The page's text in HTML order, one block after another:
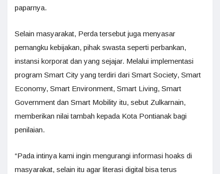
paparnya.
Selain masyarakat, Perda tersebut juga menyasar
pemangku kebijakan, pihak swasta seperti perbankan,
instansi korporat dan yang sejajar. Melalui implementasi
program Smart City yang terdiri dari Smart Society, Smart
Economy, Smart Environment, Smart Living, Smart
Government dan Smart Mobility itu, sebut Zulkarnain,
memberikan nilai tambah kepada Kota Pontianak bagi
penilaian.
“Pada intinya kami ingin mengurangi informasi hoaks di
masyarakat, selain itu agar literasi digital bisa terus